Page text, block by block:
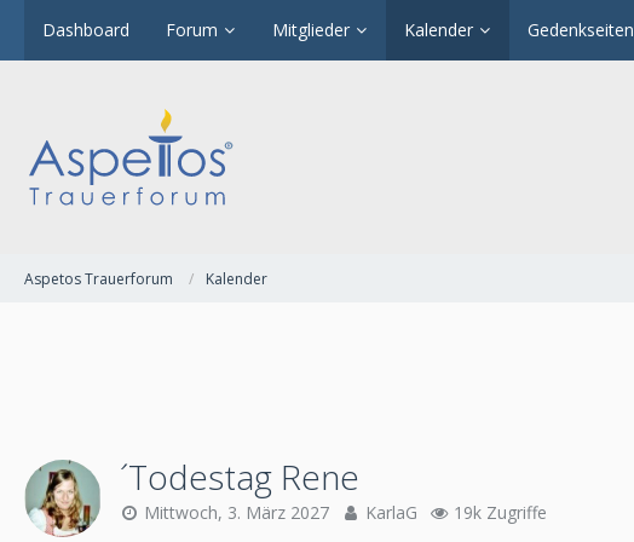
Dashboard Forum Mitglieder Kalender Gedenkseiten
Aspetos Trauerforum Kalender
´Todestag Rene
Mittwoch, 3. März 2027 KarlaG 19k Zugriffe